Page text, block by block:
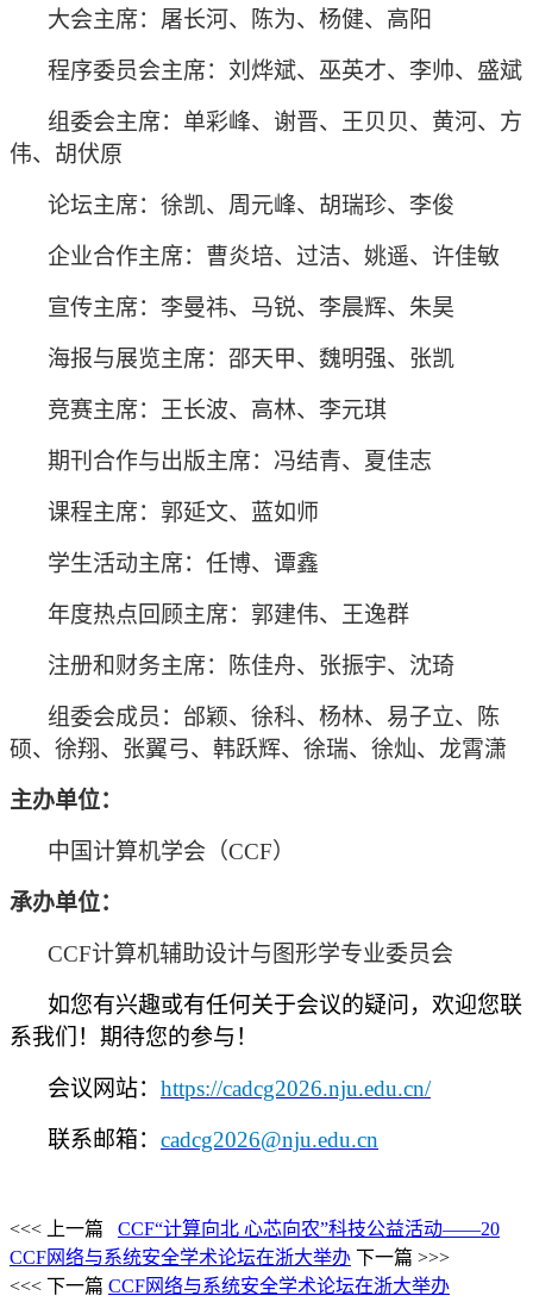
大会主席：屠长河、陈为、杨健、高阳
程序委员会主席：刘烨斌、巫英才、李帅、盛斌
组委会主席：单彩峰、谢晋、王贝贝、黄河、方
伟、胡伏原
论坛主席：徐凯、周元峰、胡瑞珍、李俊
企业合作主席：曹炎培、过洁、姚遥、许佳敏
宣传主席：李曼祎、马锐、李晨辉、朱昊
海报与展览主席：邵天甲、魏明强、张凯
竞赛主席：王长波、高林、李元琪
期刊合作与出版主席：冯结青、夏佳志
课程主席：郭延文、蓝如师
学生活动主席：任博、谭鑫
年度热点回顾主席：郭建伟、王逸群
注册和财务主席：陈佳舟、张振宇、沈琦
组委会成员：邰颖、徐科、杨林、易子立、陈
硕、徐翔、张翼弓、韩跃辉、徐瑞、徐灿、龙霄潇
主办单位：
中国计算机学会（CCF）
承办单位：
CCF计算机辅助设计与图形学专业委员会
如您有兴趣或有任何关于会议的疑问，欢迎您联
系我们！期待您的参与！
会议网站： https://cadcg2026.nju.edu.cn/
联系邮箱： cadcg2026@nju.edu.cn
<<< 上一篇
CCF“计算向北 心芯向农”科技公益活动——20
CCF网络与系统安全学术论坛在浙大举办 下一篇 >>>
<<< 下一篇 CCF网络与系统安全学术论坛在浙大举办